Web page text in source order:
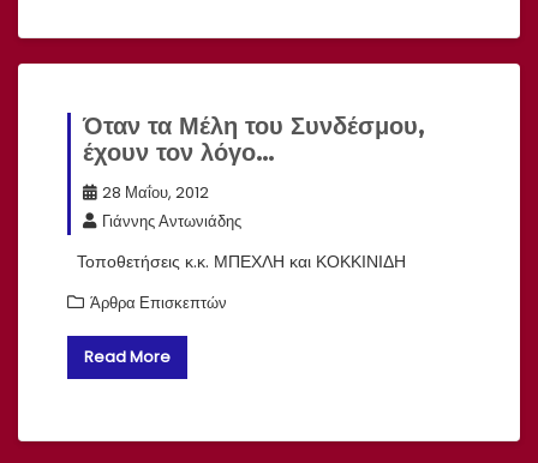
Όταν τα Μέλη του Συνδέσμου,
έχουν τον λόγο…
28 Μαΐου, 2012
Γιάννης Αντωνιάδης
Τοποθετήσεις κ.κ. ΜΠΕΧΛΗ και ΚΟΚΚΙΝΙΔΗ
Άρθρα Επισκεπτών
Read More